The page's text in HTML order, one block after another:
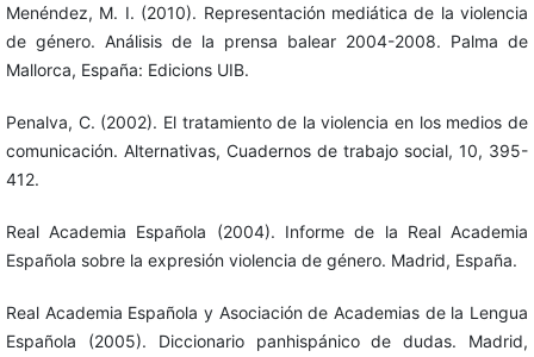
Menéndez, M. I. (2010). Representación mediática de la violencia
de género. Análisis de la prensa balear 2004-2008. Palma de
Mallorca, España: Edicions UIB.
Penalva, C. (2002). El tratamiento de la violencia en los medios de
comunicación. Alternativas, Cuadernos de trabajo social, 10, 395-
412.
Real Academia Española (2004). Informe de la Real Academia
Española sobre la expresión violencia de género. Madrid, España.
Real Academia Española y Asociación de Academias de la Lengua
Española (2005). Diccionario panhispánico de dudas. Madrid,